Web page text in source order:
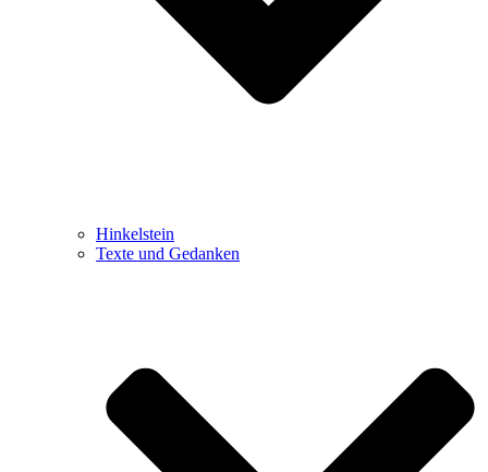
Hinkelstein
Texte und Gedanken